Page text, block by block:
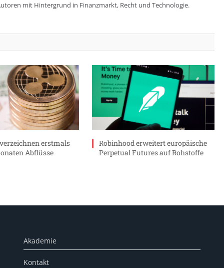
mit Hintergrund in Finanzmarkt, Recht und Technologie.
erstmals
Abflüsse
Robinhood erweitert europäische
Perpetual Futures auf Rohstoffe
Akademie
Kontakt